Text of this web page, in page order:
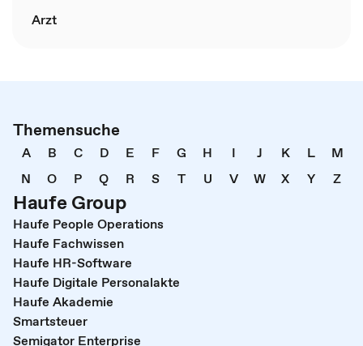
Arzt
Themensuche
A B C D E F G H I J K L
M
N
O P Q R S T U V W X Y Z
Haufe Group
Haufe People Operations
Haufe Fachwissen
Haufe HR-Software
Haufe Digitale Personalakte
Haufe Akademie
Smartsteuer
Semigator Enterprise